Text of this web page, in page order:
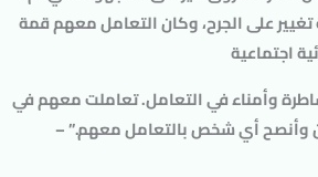
على الجرح، وكان التعامل معهم قمة
اجتماعية
وأمناء في التعامل. تعاملت معهم في
وأنصح أي شخص بالتعامل معهم.” –